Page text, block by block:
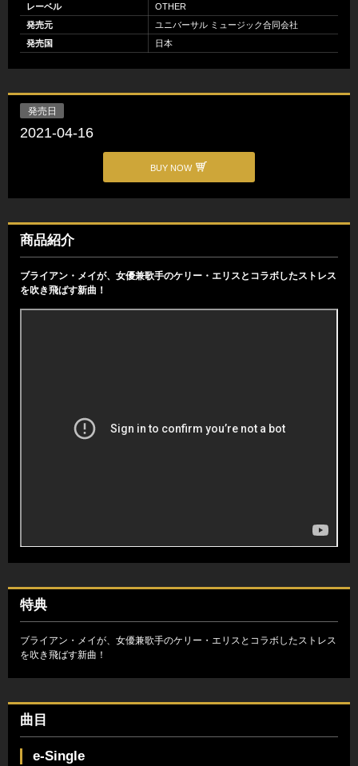
レーベル
OTHER
発売元
ユニバーサル ミュージック合同会社
発売国
日本
発売日
2021-04-16
BUY NOW
商品紹介
ブライアン・メイが、女優兼歌手のケリー・エリスとコラボしたストレス
を吹き飛ばす新曲！
特典
ブライアン・メイが、女優兼歌手のケリー・エリスとコラボしたストレス
を吹き飛ばす新曲！
曲目
e-Single